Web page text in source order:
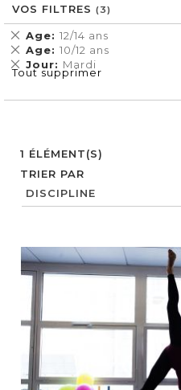
1 ÉLÉMENT(S)
TRIER PAR
VOS FILTRES
Age 12/14 ans
Supprimer
cet
Élément
Age 10/12 ans
Supprimer
cet
Élément
Jour Mardi
Supprimer
cet
Tout supprimer